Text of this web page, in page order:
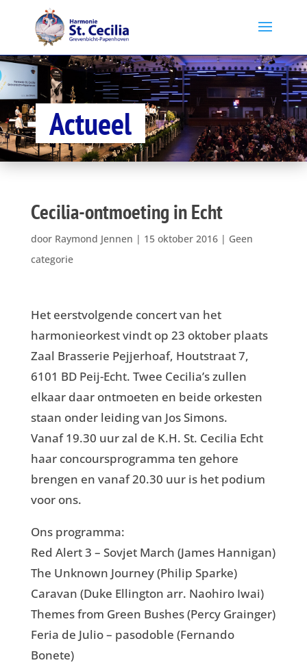
Actueel
Cecilia-ontmoeting in Echt
door Raymond Jennen | 15 oktober 2016| Geen
categorie
Het eerstvolgende concert van het
harmonieorkest vindt op 23 oktober plaats
Zaal Brasserie Pejjerhoaf, Houtstraat 7,
6101 BD Peij-Echt. Twee Cecilia’s zullen
elkaar daar ontmoeten en beide orkesten
staan onder leiding van Jos Simons.
Vanaf 19.30 uur zal de K.H. St. Cecilia Echt
haar concoursprogramma ten gehore
brengen en vanaf 20.30 uur is het podium
voor ons.
Ons programma:
Red Alert 3 – Sovjet March (James Hannigan)
The Unknown Journey (Philip Sparke)
Caravan (Duke Ellington arr. Naohiro Iwai)
Themes from Green Bushes (Percy Grainger)
Feria de Julio – pasodoble (Fernando
Bonete)